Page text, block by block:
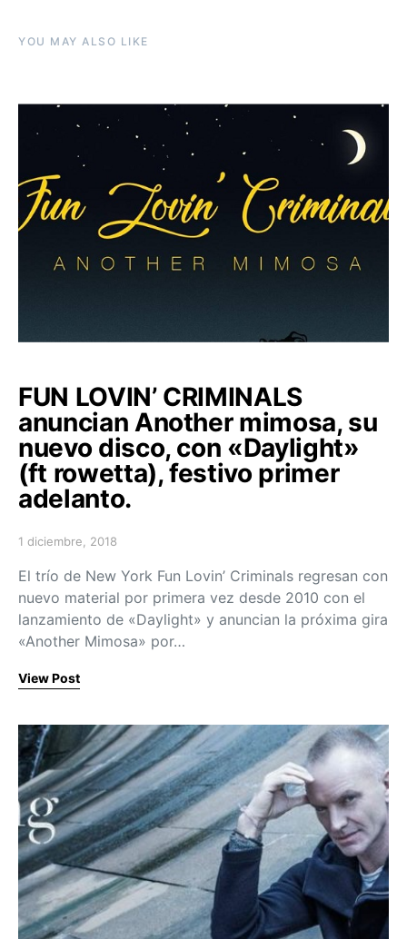
YOU MAY ALSO LIKE
FUN LOVIN’ CRIMINALS
anuncian Another mimosa, su
nuevo disco, con «Daylight»
(ft rowetta), festivo primer
adelanto.
Posted on
1 diciembre, 2018
El trío de New York Fun Lovin’ Criminals regresan con
nuevo material por primera vez desde 2010 con el
lanzamiento de «Daylight» y anuncian la próxima gira
«Another Mimosa» por…
View Post